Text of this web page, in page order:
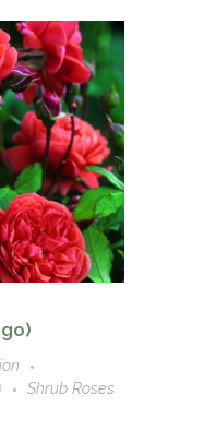
Shrub Roses